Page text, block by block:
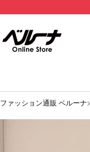
ファッション通販 ベルーナ